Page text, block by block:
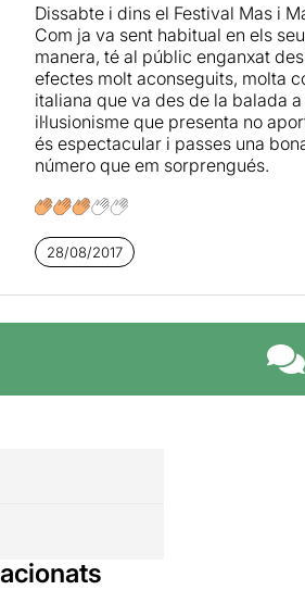
Dissabte i dins el Festival Mas i
Com ja va sent habitual en els
manera, té al públic enganxat
efectes molt aconseguits, molta
italiana que va des de la balada
il·lusionisme que presenta no
és espectacular i passes una
número que em sorprengués.
28/08/2017